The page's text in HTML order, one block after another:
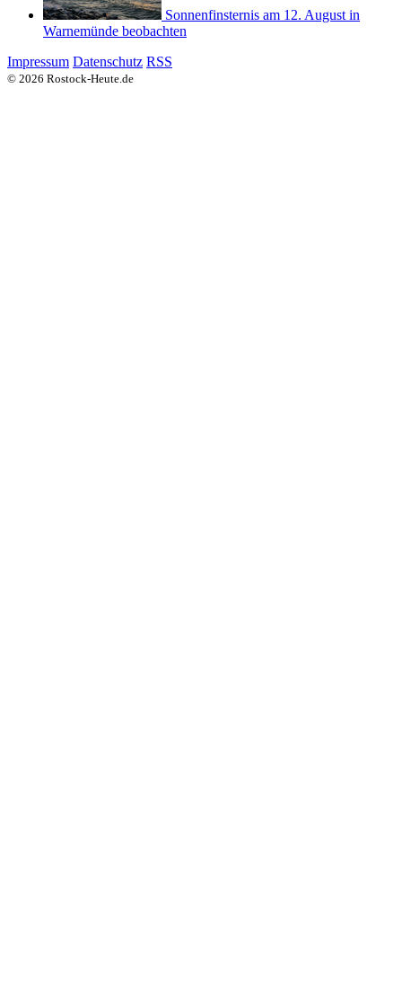
Sonnenfinsternis am 12. August in
Warnemünde beobachten
Impressum Datenschutz RSS
© 2026 Rostock-Heute.de